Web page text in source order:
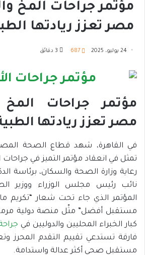
مؤتمر جراحات المخ
مصر تعزز ريادتها
24 يوليو، 2025 687
مؤتمر جراحات المخ
مصر تعزز ريادتها
في القاهرة، شهد قطاع الصحة
تمثل في انعقاد مؤتمر التميز في
رعاية وزارة الصحة والسكان، برئاسة
نائب رئيس مجلس الوزراء ووزير
المؤتمر الذي جاء تحت شعار “تكريم
مستقبل أفضل” مثّل منصة دولية
كبار الخبراء المحليين والدوليين في
فارقة تستدعي تقييم التقدم المحرز
مستقبل صحي أكثر عدالة واستدامة.